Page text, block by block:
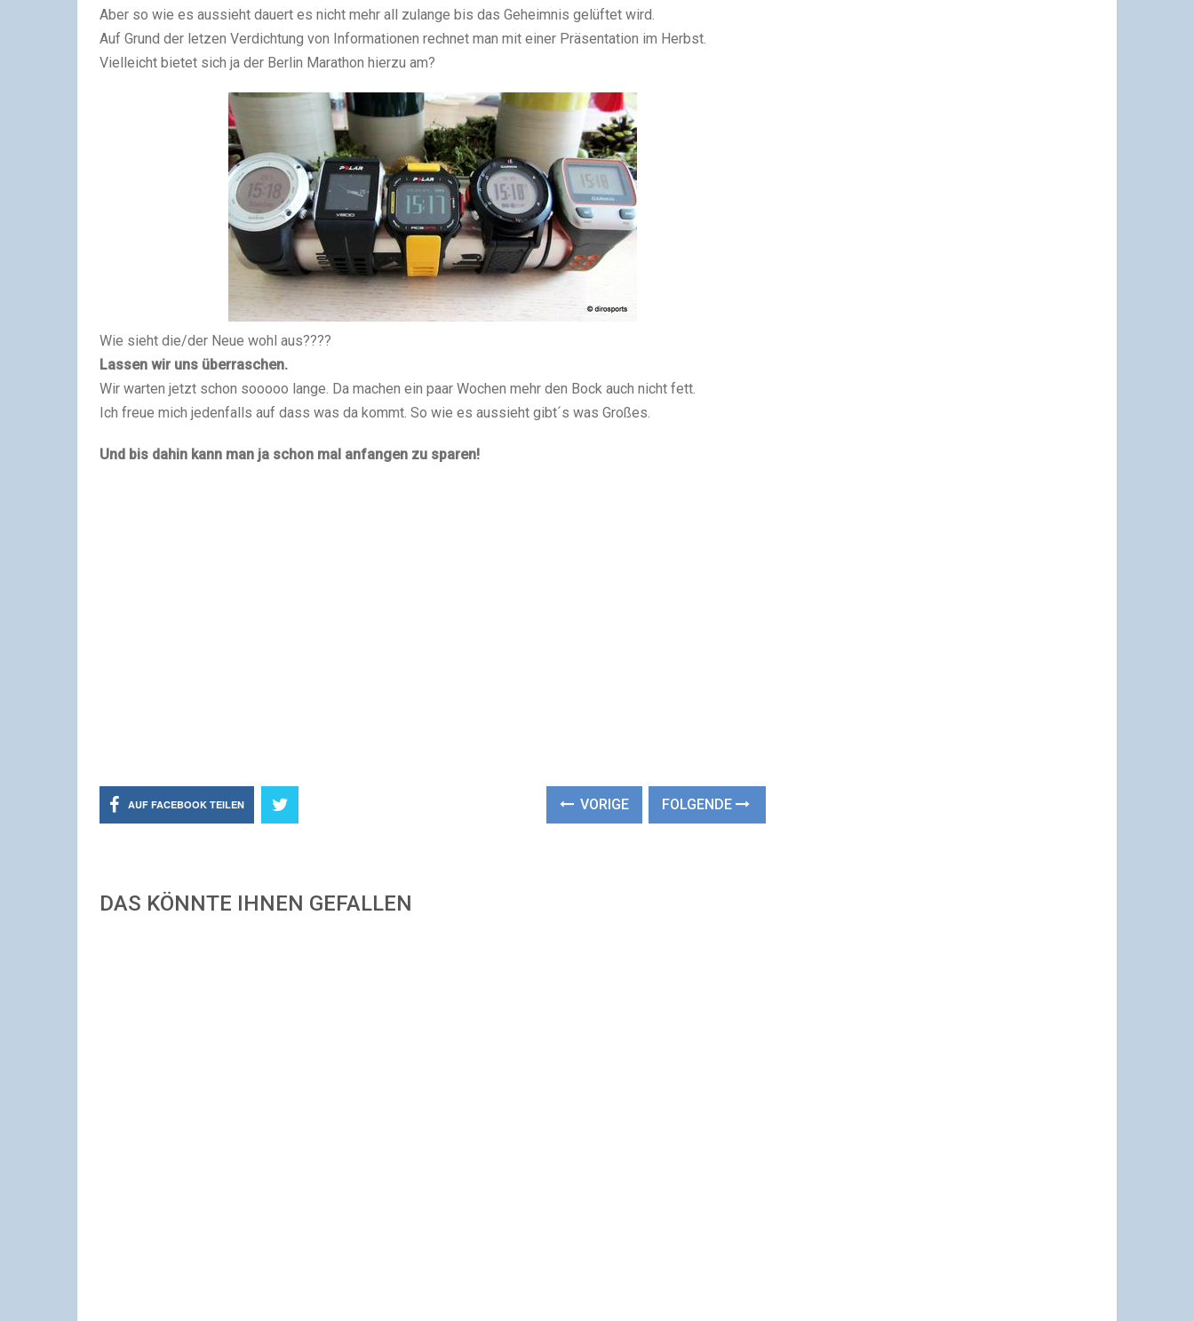
Aber so wie es aussieht dauert es nicht mehr all zulange bis das Geheimnis gelüftet wird.
Auf Grund der letzen Verdichtung von Informationen rechnet man mit einer Präsentation im Herbst.
Vielleicht bietet sich ja der Berlin Marathon hierzu am?
Wie sieht die/der Neue wohl aus????
Lassen wir uns überraschen.
Wir warten jetzt schon sooooo lange. Da machen ein paar Wochen mehr den Bock auch nicht fett.
Ich freue mich jedenfalls auf dass was da kommt. So wie es aussieht gibt´s was Großes.
Und bis dahin kann man ja schon mal anfangen zu sparen!
AUF FACEBOOK TEILEN VORIGE FOLGENDE
DAS KÖNNTE IHNEN GEFALLEN